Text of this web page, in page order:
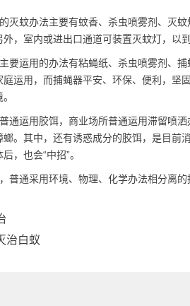
灭蚊办法主要有蚊香、杀虫喷雾剂、灭
，室内或进出口通道可装置灭蚊灯，以
主要运用的办法有粘蝇纸、杀虫喷雾剂、
庭运用，而捕蝇器平安、环保、便利，
通运用胶饵，商业场所普通运用滞留喷
。其中，还有诱惑成分的胶饵，是目
，也会“中招”。
普通采用环境、物理、化学办法相分离
治白蚁